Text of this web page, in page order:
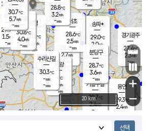
과천
28.6℃
2.7m/s
- mm
용인
29.3℃
2.4m/s
경기광주
27.4℃
2.3m/s
-mm
의왕
- ℃
-m/s
-mm
1.5 m/s
mm
광명
30.1
℃
2.6 m/s
-mm
부천
29.9℃
1.5m/s
-mm
구로
30.8℃
4.0m/s
-mm
-mm
송파*
29.0℃
2.0m/s
-mm
서초
28.6℃
2.5m/s
-mm
기흥구갈
29.7℃
2.4m/s
-
수리산길
30.3℃
-m/s
-mm
분당구
28.7℃
3.6m/s
-mm
30.7℃
5.7m/s
-mm
28.8℃
3.2m/s
-mm
+
−
20 km